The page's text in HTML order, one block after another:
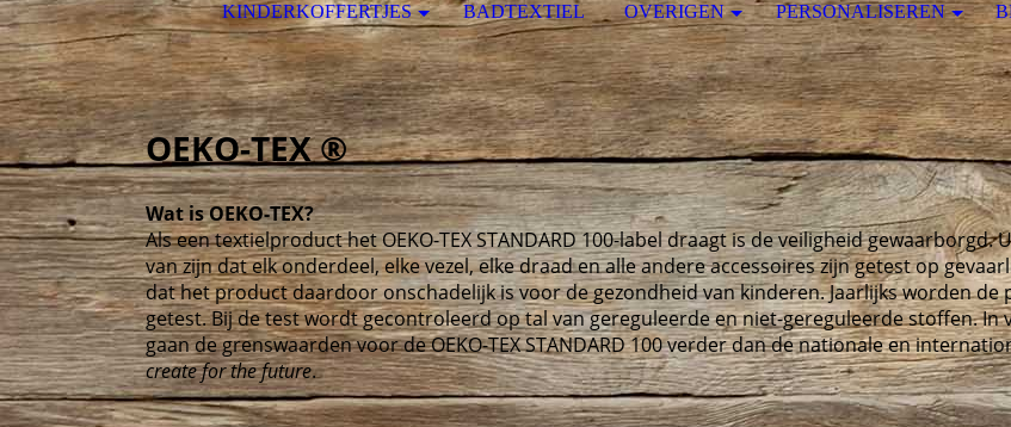
KINDERKOFFERTJES BADTEXTIEL OVERIGEN PERSONALISEREN
OEKO-TEX ®
Wat is OEKO-TEX?
Als een textielproduct het OEKO-TEX STANDARD 100-label draagt is de veiligheid gewaarborgd.
van zijn dat elk onderdeel, elke vezel, elke draad en alle andere accessoires zijn getest op
dat het product daardoor onschadelijk is voor de gezondheid van kinderen. Jaarlijks worden de
getest. Bij de test wordt gecontroleerd op tal van gereguleerde en niet-gereguleerde stoffen. In
gaan de grenswaarden voor de OEKO-TEX STANDARD 100 verder dan de nationale en
create for the future.